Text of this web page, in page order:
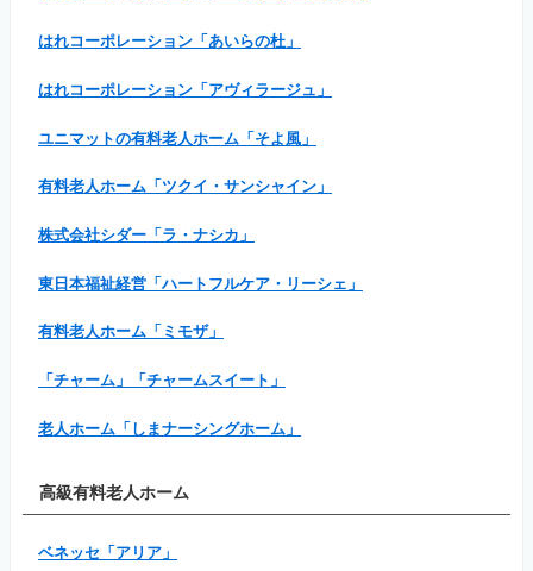
はれコーポレーション「あいらの杜」
はれコーポレーション「アヴィラージュ」
ユニマットの有料老人ホーム「そよ風」
有料老人ホーム「ツクイ・サンシャイン」
株式会社シダー「ラ・ナシカ」
東日本福祉経営「ハートフルケア・リーシェ」
有料老人ホーム「ミモザ」
「チャーム」「チャームスイート」
老人ホーム「しまナーシングホーム」
高級有料老人ホーム
ベネッセ「アリア」